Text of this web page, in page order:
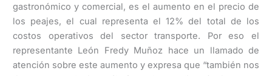
gastronómico y comercial, es el aumento en el precio de
los peajes, el cual representa el 12% del total de los
costos operativos del sector transporte. Por eso el
representante León Fredy Muñoz hace un llamado de
atención sobre este aumento y expresa que “también nos